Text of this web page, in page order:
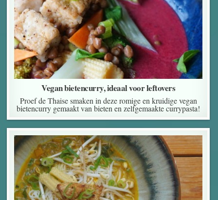
Vegan bietencurry, ideaal voor leftovers
Proef de Thaise smaken in deze romige en kruidige vegan
bietencurry gemaakt van bieten en zelfgemaakte currypasta!